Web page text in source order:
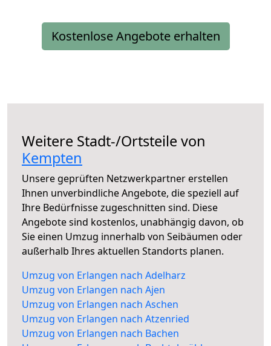
Kostenlose Angebote erhalten
Weitere Stadt-/Ortsteile von
Kempten
Unsere geprüften Netzwerkpartner erstellen
Ihnen unverbindliche Angebote, die speziell auf
Ihre Bedürfnisse zugeschnitten sind. Diese
Angebote sind kostenlos, unabhängig davon, ob
Sie einen Umzug innerhalb von Seibäumen oder
außerhalb Ihres aktuellen Standorts planen.
Umzug von Erlangen nach Adelharz
Umzug von Erlangen nach Ajen
Umzug von Erlangen nach Aschen
Umzug von Erlangen nach Atzenried
Umzug von Erlangen nach Bachen